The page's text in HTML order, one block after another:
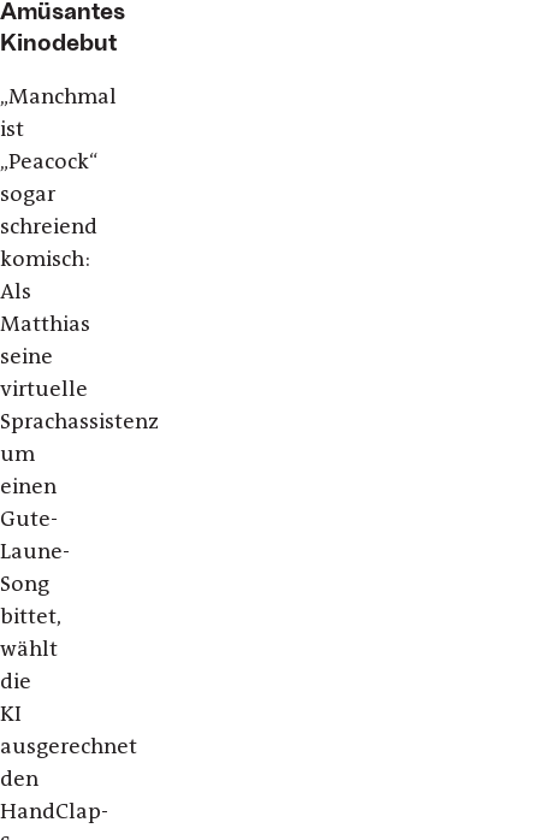
Amüsantes
Kinodebut
„Manchmal
ist
„Peacock“
sogar
schreiend
komisch:
Als
Matthias
seine
virtuelle
Sprachassistenz
um
einen
Gute-
Laune-
Song
bittet,
wählt
die
KI
ausgerechnet
den
HandClap-